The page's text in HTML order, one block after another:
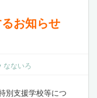
お知らせ
なないろ
別支援学校等につ